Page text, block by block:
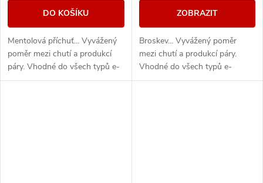
DO KOŠÍKU
Mentolová příchuť... Vyvážený
poměr mezi chutí a produkcí
páry. Vhodné do všech typů e-
cigaret
ZOBRAZIT
Broskev... Vyvážený poměr
mezi chutí a produkcí páry.
Vhodné do všech typů e-
cigaret